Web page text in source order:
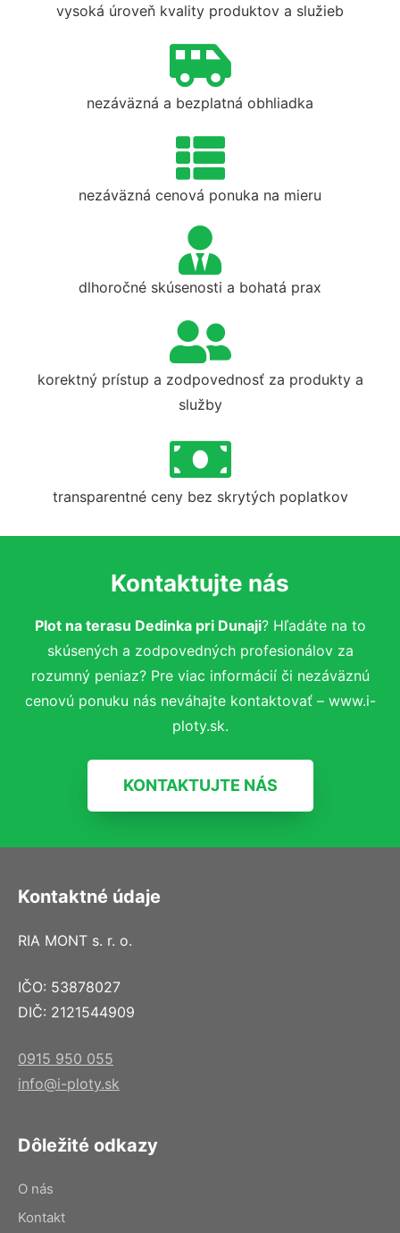
vysoká úroveň kvality produktov a služieb
nezáväzná a bezplatná obhliadka
nezáväzná cenová ponuka na mieru
dlhoročné skúsenosti a bohatá prax
korektný prístup a zodpovednosť za produkty a
služby
transparentné ceny bez skrytých poplatkov
Kontaktujte nás
Plot na terasu Dedinka pri Dunaji? Hľadáte na to
skúsených a zodpovedných profesionálov za
rozumný peniaz? Pre viac informácií či nezáväznú
cenovú ponuku nás neváhajte kontaktovať – www.i-
ploty.sk.
KONTAKTUJTE NÁS
Kontaktné údaje
RIA MONT s. r. o.
IČO: 53878027
DIČ: 2121544909
0915 950 055
info@i-ploty.sk
Dôležité odkazy
O nás
Kontakt